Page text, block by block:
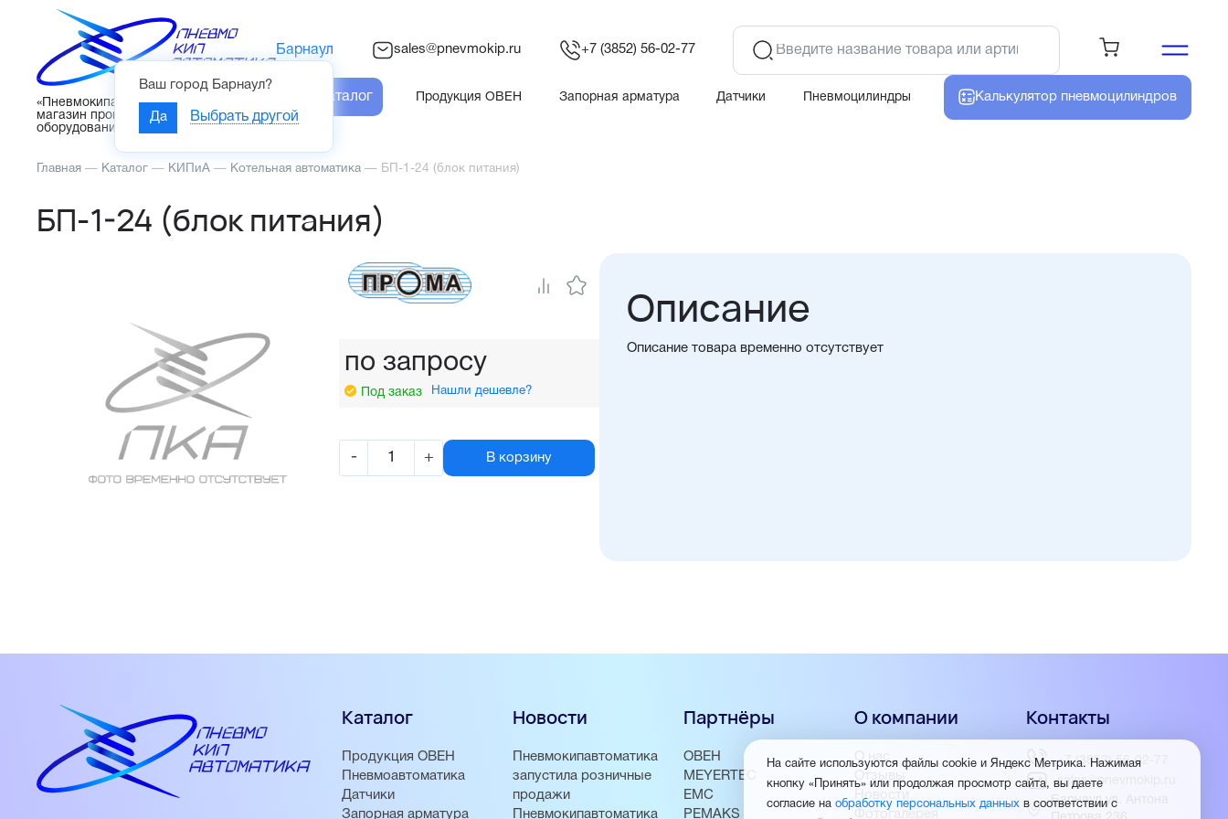
«Пневмокипавтоматика» – интернет-
магазин промышленного
оборудования
Барнаул
Ваш город Барнаул?
Да Выбрать другой
sales@pnevmokip.ru +7 (3852) 56-02-77
Каталог Продукция ОВЕН Запорная арматура Датчики Пневмоцилиндры Калькулятор пневмоцилиндров
Главная — Каталог — КИПиА — Котельная автоматика — БП-1-24 (блок питания)
БП-1-24 (блок питания)
по запросу
Под заказ Нашли дешевле?
- + В корзину
Описание
Описание товара временно отсутствует
Каталог
Продукция ОВЕН
Пневмоавтоматика
Датчики
Запорная арматура
Новости
Пневмокипавтоматика
запустила розничные
продажи
Пневмокипавтоматика
Партнёры
ОВЕН
MEYERTEC
EMC
PEMAKS
О компании
О нас
Отзывы
Новости
Фотогалерея
Контакты
+7 (3852) 56-02-77
sales@pnevmokip.ru
Барнаул ул. Антона
На сайте используются файлы cookie и Яндекс Метрика. Нажимая
кнопку «Принять» или продолжая просмотр сайта, вы даете
согласие на обработку персональных данных в соответствии с